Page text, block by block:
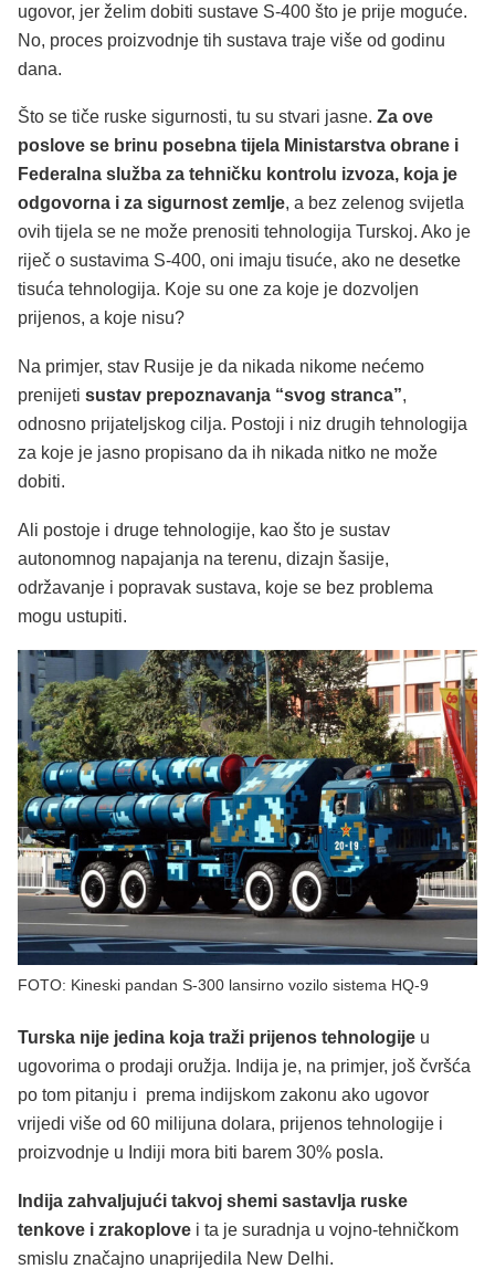
ugovor, jer želim dobiti sustave S-400 što je prije moguće.
No, proces proizvodnje tih sustava traje više od godinu
dana.
Što se tiče ruske sigurnosti, tu su stvari jasne. Za ove
poslove se brinu posebna tijela Ministarstva obrane i
Federalna služba za tehničku kontrolu izvoza, koja je
odgovorna i za sigurnost zemlje, a bez zelenog svijetla
ovih tijela se ne može prenositi tehnologija Turskoj. Ako je
riječ o sustavima S-400, oni imaju tisuće, ako ne desetke
tisuća tehnologija. Koje su one za koje je dozvoljen
prijenos, a koje nisu?
Na primjer, stav Rusije je da nikada nikome nećemo
prenijeti sustav prepoznavanja “svog stranca”,
odnosno prijateljskog cilja. Postoji i niz drugih tehnologija
za koje je jasno propisano da ih nikada nitko ne može
dobiti.
Ali postoje i druge tehnologije, kao što je sustav
autonomnog napajanja na terenu, dizajn šasije,
održavanje i popravak sustava, koje se bez problema
mogu ustupiti.
FOTO: Kineski pandan S-300 lansirno vozilo sistema HQ-9
Turska nije jedina koja traži prijenos tehnologije u
ugovorima o prodaji oružja. Indija je, na primjer, još čvršća
po tom pitanju i prema indijskom zakonu ako ugovor
vrijedi više od 60 milijuna dolara, prijenos tehnologije i
proizvodnje u Indiji mora biti barem 30% posla.
Indija zahvaljujući takvoj shemi sastavlja ruske
tenkove i zrakoplove i ta je suradnja u vojno-tehničkom
smislu značajno unaprijedila New Delhi.